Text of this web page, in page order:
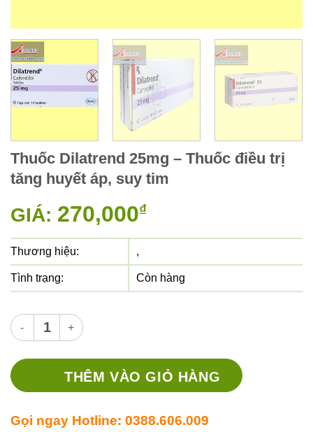
Thuốc Dilatrend 25mg – Thuốc điều trị
tăng huyết áp, suy tim
GIÁ: 270,000₫
Thương hiệu: ,
Tình trạng: Còn hàng
Thuốc Dilatrend 25mg - Thuốc điều trị tăng huyết áp, suy tim
THÊM VÀO GIỎ HÀNG
Gọi ngay Hotline: 0388.606.009